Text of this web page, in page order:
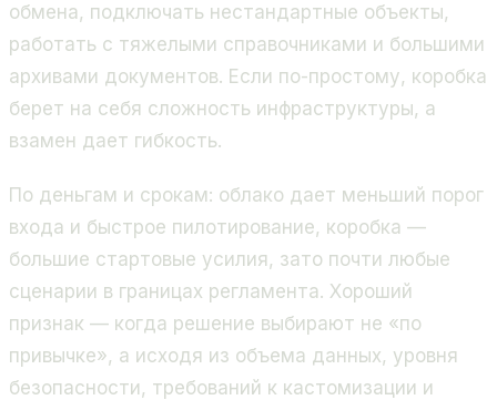
обмена, подключать нестандартные объекты,
работать с тяжелыми справочниками и большими
архивами документов. Если по-простому, коробка
берет на себя сложность инфраструктуры, а
взамен дает гибкость.
По деньгам и срокам: облако дает меньший порог
входа и быстрое пилотирование, коробка —
большие стартовые усилия, зато почти любые
сценарии в границах регламента. Хороший
признак — когда решение выбирают не «по
привычке», а исходя из объема данных, уровня
безопасности, требований к кастомизации и